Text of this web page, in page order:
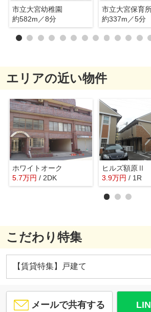
市立大宮幼稚園
約582m／8分
市立大宮保育
約337m／5分
エリアの近い物件
ホワイトオーク
5.7万円 / 2DK
ヒルズ額原Ⅱ
3.9万円 / 1R
こだわり特集
【賃貸特集】戸建て
メールで共有する